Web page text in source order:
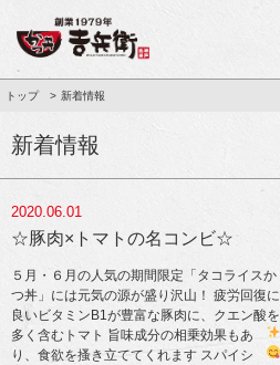
トップ 新着情報
新着情報
2020.06.01
☆豚肉×トマトの名コンビ☆
５月・６月の人気の期間限定「タコライスか
つ丼」には元気の源が盛り沢山！ 疲労回復に
良いビタミンB1が豊富な豚肉に、クエン酸を
多く含むトマト 旨味成分の相乗効果もあ
り、食欲を搔き立ててくれます スパイシ